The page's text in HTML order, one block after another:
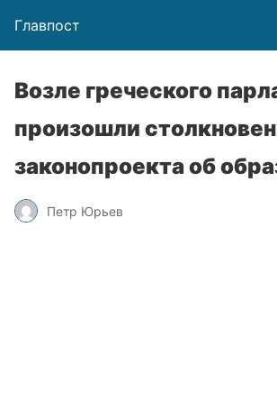
Главпост
Возле греческого
произошли
законопроекта об
Петр Юрьев